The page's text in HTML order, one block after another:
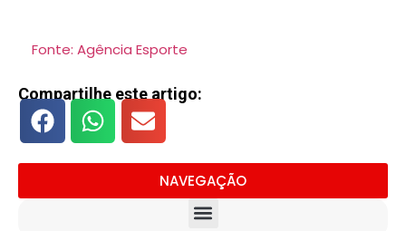
Fonte: Agência Esporte
Compartilhe este artigo:
NAVEGAÇÃO